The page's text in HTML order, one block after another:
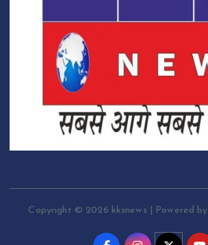
Copyright © 2026 kksnews | Powered by